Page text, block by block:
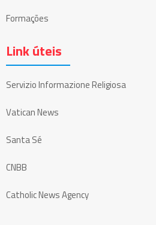
Formações
Link úteis
Servizio Informazione Religiosa
Vatican News
Santa Sé
CNBB
Catholic News Agency